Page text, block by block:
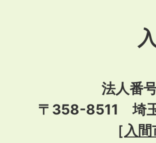
法人番
〒358-8511 埼玉
［ 入